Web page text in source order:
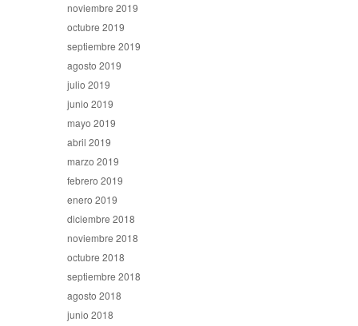
noviembre 2019
octubre 2019
septiembre 2019
agosto 2019
julio 2019
junio 2019
mayo 2019
abril 2019
marzo 2019
febrero 2019
enero 2019
diciembre 2018
noviembre 2018
octubre 2018
septiembre 2018
agosto 2018
junio 2018